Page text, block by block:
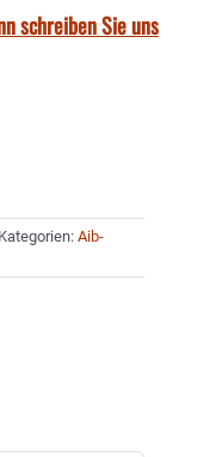
schreiben Sie uns
Kategorien: Aib-